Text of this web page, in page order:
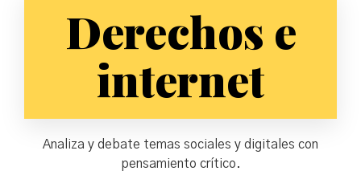
Derechos e
internet
Analiza y debate temas sociales y digitales con
pensamiento crítico.